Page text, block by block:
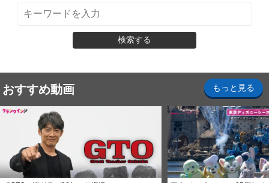
検索する
おすすめ動画 もっと見る